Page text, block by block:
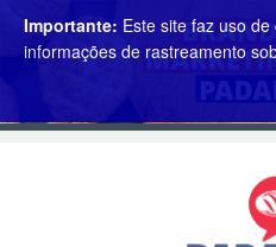
Importante: Este site faz uso
informações de rastreamento